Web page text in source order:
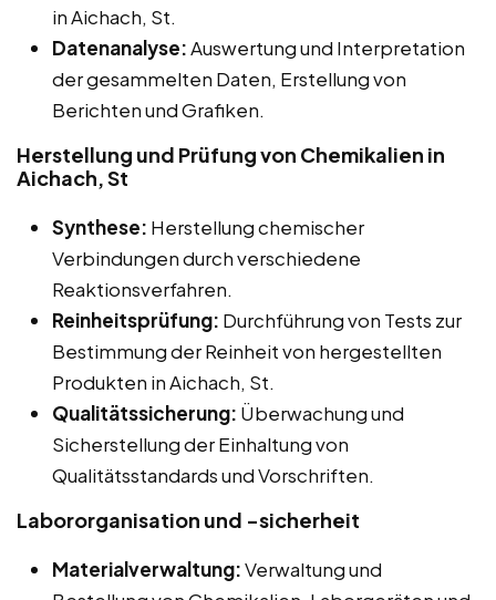
in Aichach, St.
Datenanalyse:Auswertung und Interpretation
der gesammelten Daten, Erstellung von
Berichten und Grafiken.
Herstellung und Prüfung von Chemikalien in
Aichach, St
Synthese: Herstellung chemischer
Verbindungen durch verschiedene
Reaktionsverfahren.
Reinheitsprüfung: Durchführung von Tests zur
Bestimmung der Reinheit von hergestellten
Produkten in Aichach, St.
Qualitätssicherung: Überwachung und
Sicherstellung der Einhaltung von
Qualitätsstandards und Vorschriften.
Labororganisation und -sicherheit
Materialverwaltung:Verwaltung und